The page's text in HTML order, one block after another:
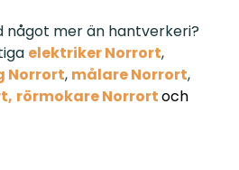
något mer än hantverkeri?
elektriker Norrort,
Norrort, målare Norrort,
, rörmokare Norrortoch